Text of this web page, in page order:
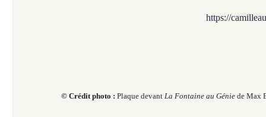
https://
© Crédit photo : Plaque devant La Fontaine au Génie de Max